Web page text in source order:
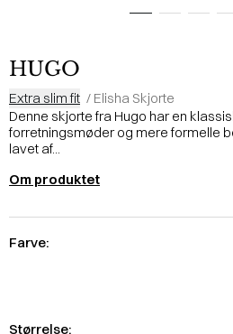
HUGO
Extra slim fit / Elisha Skjorte
Denne skjorte fra Hugo har en
forretningsmøder og mere formelle
lavet af...
Om produktet
Farve:
Størrelse: